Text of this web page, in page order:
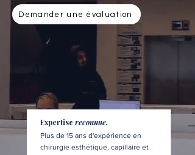
Demander une évaluation
Expertise reconnue.
Plus de 15 ans d'expérience en
chirurgie esthétique, capillaire et